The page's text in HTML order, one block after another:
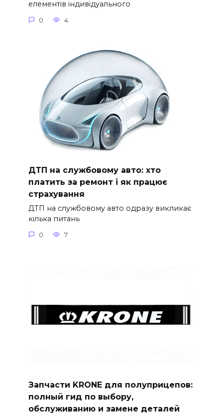
елементів індивідуального
0 4
ДТП на службовому авто: хто
платить за ремонт і як працює
страхування
ДТП на службовому авто одразу викликає
кілька питань
0 7
Запчасти KRONE для полуприцепов:
полный гид по выбору,
обслуживанию и замене деталей